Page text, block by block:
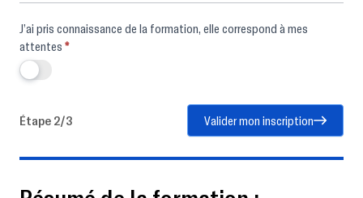
J’ai pris connaissance de la formation, elle correspond à mes
attentes *
Étape 2/3 Valider mon inscription